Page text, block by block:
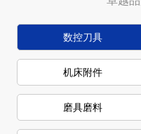
数控刀具
机床附件
磨具磨料